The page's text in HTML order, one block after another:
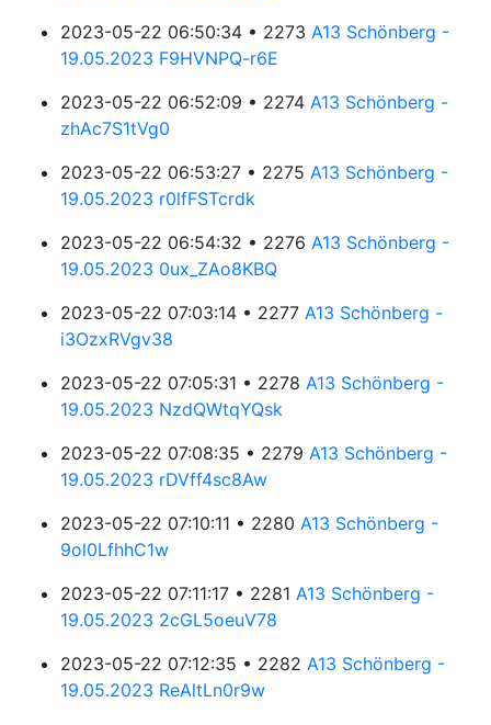
2023-05-22 06:50:34 • 2273 A13 Schönberg -
19.05.2023 F9HVNPQ-r6E
2023-05-22 06:52:09 • 2274 A13 Schönberg -
zhAc7S1tVg0
2023-05-22 06:53:27 • 2275 A13 Schönberg -
19.05.2023 r0lfFSTcrdk
2023-05-22 06:54:32 • 2276 A13 Schönberg -
19.05.2023 0ux_ZAo8KBQ
2023-05-22 07:03:14 • 2277 A13 Schönberg -
i3OzxRVgv38
2023-05-22 07:05:31 • 2278 A13 Schönberg -
19.05.2023 NzdQWtqYQsk
2023-05-22 07:08:35 • 2279 A13 Schönberg -
19.05.2023 rDVff4sc8Aw
2023-05-22 07:10:11 • 2280 A13 Schönberg -
9ol0LfhhC1w
2023-05-22 07:11:17 • 2281 A13 Schönberg -
19.05.2023 2cGL5oeuV78
2023-05-22 07:12:35 • 2282 A13 Schönberg -
19.05.2023 ReAltLn0r9w